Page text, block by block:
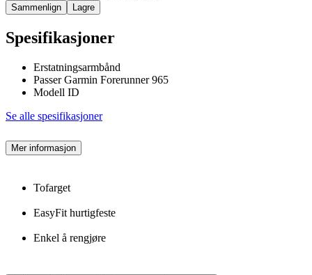
Sammenlign Lagre
Spesifikasjoner
Erstatningsarmbånd
Passer Garmin Forerunner 965
Modell ID
Se alle spesifikasjoner
Mer informasjon
Tofarget
EasyFit hurtigfeste
Enkel å rengjøre